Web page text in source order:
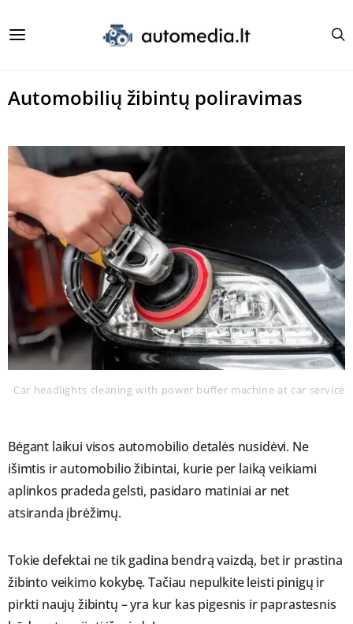
Automobilių žibintų poliravimas
Car headlights cleaning with power buffer machine at car service
Bėgant laikui visos automobilio detalės nusidėvi. Ne
išimtis ir automobilio žibintai, kurie per laiką veikiami
aplinkos pradeda gelsti, pasidaro matiniai ar net
atsiranda įbrėžimų.
Tokie defektai ne tik gadina bendrą vaizdą, bet ir prastina
žibinto veikimo kokybę. Tačiau nepulkite leisti pinigų ir
pirkti naujų žibintų – yra kur kas pigesnis ir paprastesnis